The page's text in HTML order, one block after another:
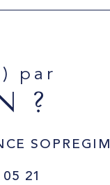
par
?
SOPREGIM
21